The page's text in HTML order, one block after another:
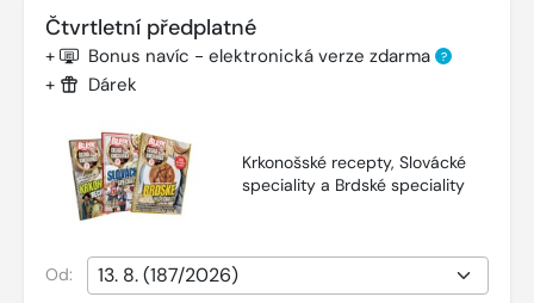
Čtvrtletní předplatné
+ Bonus navíc - elektronická verze zdarma ?
+ Dárek
Krkonošské recepty, Slovácké
speciality a Brdské speciality
Od: